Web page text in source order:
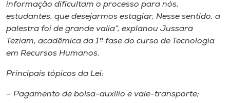
informação dificultam o processo para nós,
estudantes, que desejarmos estagiar. Nesse sentido, a
palestra foi de grande valia”, explanou Jussara
Teziam, acadêmica da 1ª fase do curso de Tecnologia
em Recursos Humanos.
Principais tópicos da Lei:
– Pagamento de bolsa-auxílio e vale-transporte;